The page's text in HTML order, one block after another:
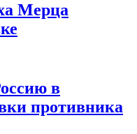
Мерца
в
противника